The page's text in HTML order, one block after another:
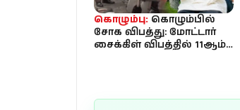
கொழும்பு: கொழும்பில்
சோக விபத்து: மோட்டார்
சைக்கிள் விபத்தில் 11ஆம்